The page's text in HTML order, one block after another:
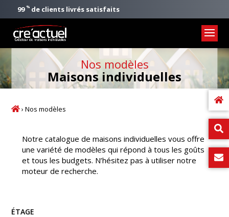
99 %de clients livrés satisfaits
Nos modèles
Maisons individuelles
›Nos modèles
Notre catalogue de maisons individuelles vous offre
une variété de modèles qui répond à tous les goûts
et tous les budgets. N’hésitez pas à utiliser notre
moteur de recherche.
Recherche
ÉTAGE